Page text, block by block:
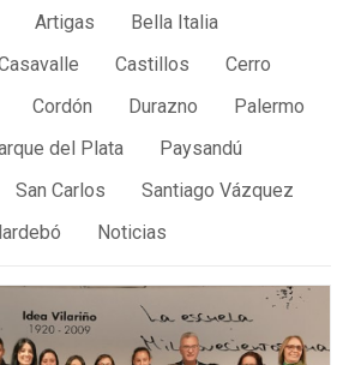
Artigas
Bella Italia
Castillos
Cerro
Cordón Durazno
Palermo
del Plata
Paysandú
San Carlos
Santiago Vázquez
Noticias